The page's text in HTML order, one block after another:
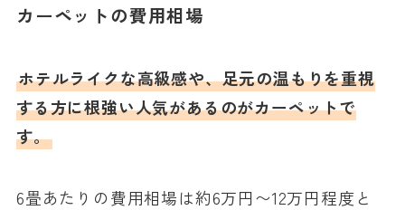
カーペットの費用相場
ホテルライクな高級感や、足元の温もりを重視
する方に根強い人気があるのがカーペットで
す。
6畳あたりの費用相場は約6万円〜12万円程度と